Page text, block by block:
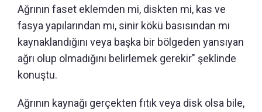
Ağrının faset eklemden mi, diskten mi, kas ve
fasya yapılarından mı, sinir kökü basısından mı
kaynaklandığını veya başka bir bölgeden yansıyan
ağrı olup olmadığını belirlemek gerekir" şeklinde
konuştu.
Ağrının kaynağı gerçekten fıtık veya disk olsa bile,